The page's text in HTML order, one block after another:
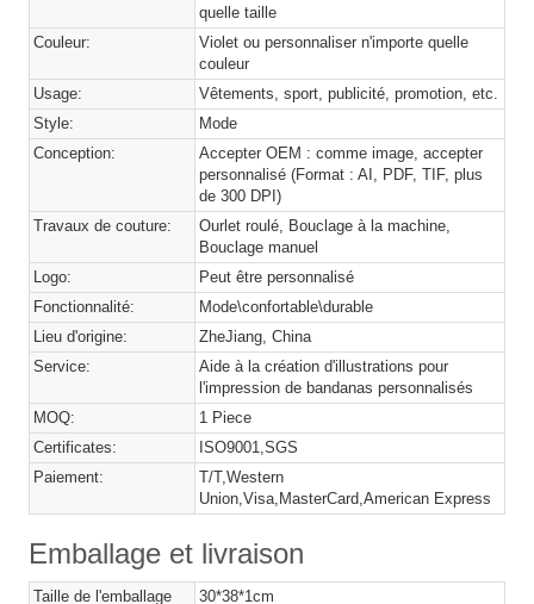
quelle taille
Couleur:
Violet ou personnaliser n'importe quelle
couleur
Usage:
Vêtements, sport, publicité, promotion, etc.
Style:
Mode
Conception:
Accepter OEM : comme image, accepter
personnalisé (Format : AI, PDF, TIF, plus
de 300 DPI)
Travaux de couture:
Ourlet roulé, Bouclage à la machine,
Bouclage manuel
Logo:
Peut être personnalisé
Fonctionnalité:
Mode\confortable\durable
Lieu d'origine:
ZheJiang, China
Service:
Aide à la création d'illustrations pour
l'impression de bandanas personnalisés
MOQ:
1 Piece
Certificates:
ISO9001,SGS
Paiement:
T/T,Western
Union,Visa,MasterCard,American Express
Emballage et livraison
Taille de l'emballage
30*38*1cm